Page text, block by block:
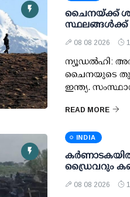
ചൈനയ്ക്ക്
സ്ഥലങ്ങള്‍ക്ക്
08 08 2026
ന്യൂഡല്‍ഹി:
ചൈനയുടെ
ഇന്ത്യ.
READ MORE
INDIA
ഡ്രൈവറും
08 08 2026